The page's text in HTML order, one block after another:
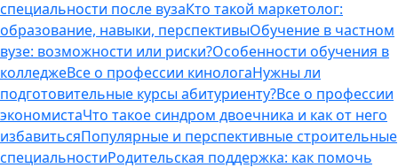
специальности после вузаКто такой маркетолог:
образование, навыки, перспективыОбучение в частном
вузе: возможности или риски?Особенности обучения в
колледжеВсе о профессии кинологаНужны ли
подготовительные курсы абитуриенту?Все о профессии
экономистаЧто такое синдром двоечника и как от него
избавитьсяПопулярные и перспективные строительные
специальностиРодительская поддержка: как помочь